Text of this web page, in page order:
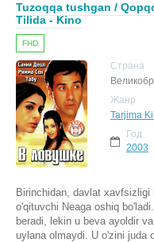
Tuzoqqa tushgan /
Tilida - Kino
FHD
Страна
Жанр
Tarjima
Год
2003
Birinchidan, davlat xavfsizligi
o'qituvchi Neaga oshiq
beradi, lekin u beva ayoldir
uylana olmaydi. U o'zini juda